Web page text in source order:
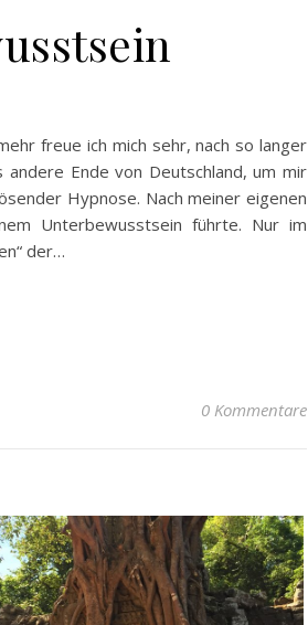
freue ich mich sehr, nach so langer
Ende von Deutschland, um mir
Hypnose. Nach meiner eigenen
Unterbewusstsein führte. Nur im
der…
0 Kommentare